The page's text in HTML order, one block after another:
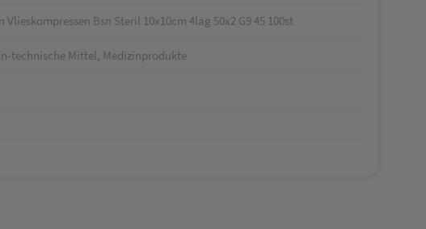
Bsn Steril 10x10cm 4lag 50x2 G9 45 100st
technische Mittel, Medizinprodukte